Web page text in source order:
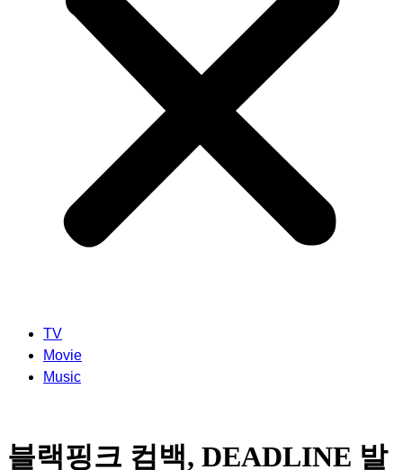
TV
Movie
Music
블랙핑크 컴백, DEADLINE 발